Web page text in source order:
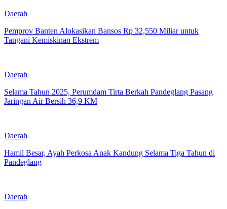
Daerah
Pemprov Banten Alokasikan Bansos Rp 32,550 Miliar untuk
Tangani Kemiskinan Ekstrem
Daerah
Selama Tahun 2025, Perumdam Tirta Berkah Pandeglang Pasang
Jaringan Air Bersih 36,9 KM
Daerah
Hamil Besar, Ayah Perkosa Anak Kandung Selama Tiga Tahun di
Pandeglang
Daerah